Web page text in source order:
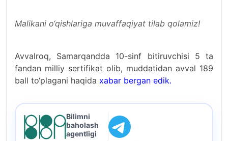
Malikani o‘qishlariga muvaffaqiyat tilab qolamiz!
Avvalroq, Samarqandda 10-sinf bitiruvchisi 5 ta
fandan milliy sertifikat olib, muddatidan avval 189
ball to‘plagani haqida xabar bergan edik.
Bilimni
baholash
agentligi